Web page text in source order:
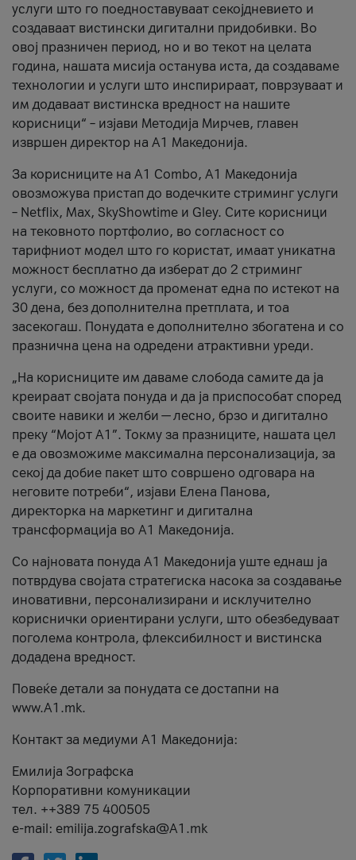
услуги што го поедноставуваат секојдневието и
создаваат вистински дигитални придобивки. Во
овој празничен период, но и во текот на целата
година, нашата мисија останува иста, да создаваме
технологии и услуги што инспирираат, поврзуваат и
им додаваат вистинска вредност на нашите
корисници“ – изјави Методија Мирчев, главен
извршен директор на А1 Македонија.
За корисниците на A1 Combo, А1 Македонија
овозможува пристап до водечките стриминг услуги
– Netflix, Max, SkyShowtime и Gley. Сите корисници
на тековното портфолио, во согласност со
тарифниот модел што го користат, имаат уникатна
можност бесплатно да изберат до 2 стриминг
услуги, со можност да променат една по истекот на
30 дена, без дополнителна претплата, и тоа
засекогаш. Понудата е дополнително збогатена и со
празнична цена на одредени атрактивни уреди.
„На корисниците им даваме слобода самите да ја
креираат својата понуда и да ја приспособат според
своите навики и желби — лесно, брзо и дигитално
преку “Мојот А1”. Токму за празниците, нашата цел
е да овозможиме максимална персонализација, за
секој да добие пакет што совршено одговара на
неговите потреби“, изјави Елена Панова,
директорка на маркетинг и дигитална
трансформација во А1 Македонија.
Со најновата понуда А1 Македонија уште еднаш ја
потврдува својата стратегиска насока за создавање
иновативни, персонализирани и исклучително
кориснички ориентирани услуги, што обезбедуваат
поголема контрола, флексибилност и вистинска
додадена вредност.
Повеќе детали за понудата се достапни на
www.А1.mk.
Контакт за медиуми А1 Македонија:
Емилија Зографска
Корпоративни комуникации
тел. ++389 75 400505
e-mail: emilija.zografska@A1.mk